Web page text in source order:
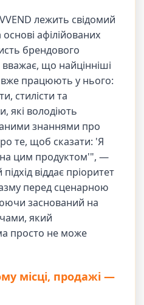
лежить свідомий
основі афілійованих
брендового
вважає, що найцінніші
працюють у нього:
стилісти та
які володіють
знаннями про
те, щоб сказати: 'Я
цим продуктом'", —
віддає пріоритет
перед сценарною
заснований на
який
просто не може
місці, продажі —